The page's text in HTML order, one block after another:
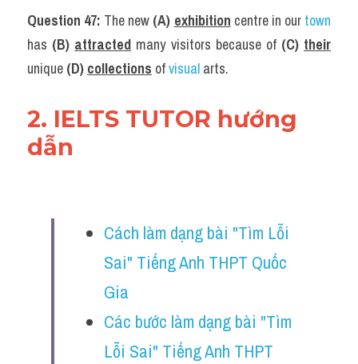
Question 47: The new (A) exhibition centre in our town
has (B) attracted many visitors because of (C) their
unique (D) collections of visual arts.
2. IELTS TUTOR hướng
dẫn
Cách làm dạng bài "Tìm Lỗi
Sai" Tiếng Anh THPT Quốc
Gia
Các bước làm dạng bài "Tìm
Lỗi Sai" Tiếng Anh THPT